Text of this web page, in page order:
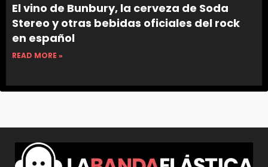
El vino de Bunbury, la cerveza de Soda
Stereo y otras bebidas oficiales del rock
en español
READ MORE »